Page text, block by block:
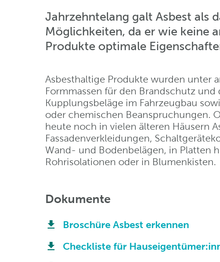
Jahrzehntelang galt Asbest als
Möglichkeiten, da er wie keine
Produkte optimale
Asbesthaltige Produkte wurden unter
Formmassen für den Brandschutz
Kupplungsbeläge im Fahrzeugbau
oder chemischen Beanspruchungen.
heute noch in vielen älteren Häusern
Fassadenverkleidungen,
Wand- und Bodenbelägen, in Platten
Rohrisolationen oder in Blumenkisten.
Dokumente
Broschüre Asbest erkennen
Checkliste für